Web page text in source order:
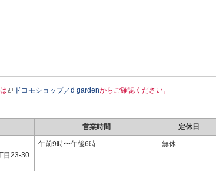
ドコモショップ／d gardenからご確認ください。
営業時間 定休日
目23-30
午前9時〜午後6時 無休